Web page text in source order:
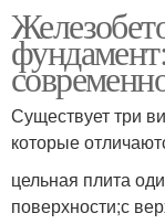
Существует три
которые
цельная плита
поверхности;с